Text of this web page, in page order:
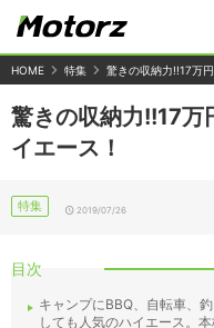
HOME 特集 驚きの収納力!!17万
驚きの収納力!!17万
イエース！
特集 2019/07/26
目次
キャンプにBBQ、自転車、
しても人気のハイエース。